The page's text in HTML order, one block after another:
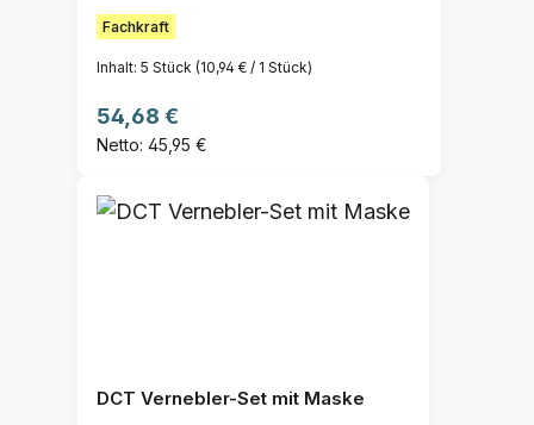
Fachkraft
Inhalt: 5 Stück (10,94 € / 1 Stück)
Regulärer Preis:
54,68 €
Netto: 45,95 €
DCT Vernebler-Set mit Maske